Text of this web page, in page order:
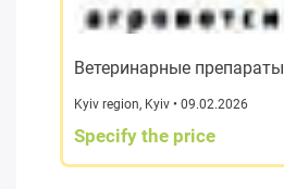
Ветеринарные препараты
Kyiv region, Kyiv • 09.02.2026
Specify the price